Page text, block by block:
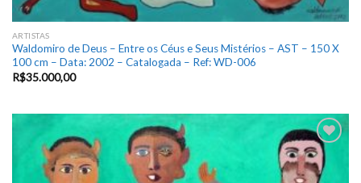
ARTISTAS
Waldomiro de Deus – Entre os Céus e Seus Mistérios – AST – 150 X
100 cm – Data: 2002 – Catalogada – Ref: WD-006
R$35.000,00
Add
to
wishlist